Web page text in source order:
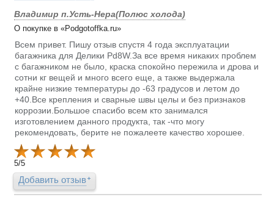
Владимир п.Усть-Нера(Полюс холода)
О покупке в «Podgotoffka.ru»
Всем привет. Пишу отзыв спустя 4 года эксплуатации
багажника для Делики Pd8W.За все время никаких проблем
с багажником не было, краска спокойно пережила и дрова и
сотни кг вещей и много всего еще, а также выдержала
крайне низкие температуры до -63 градусов и летом до
+40.Все крепления и сварные швы целы и без признаков
коррозии.Большое спасибо всем кто занимался
изготовлением данного продукта, так -что могу
рекомендовать, берите не пожалеете качество хорошее.
5/5
Добавить отзыв